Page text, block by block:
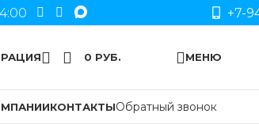
+7-
0 РУБ. МЕНЮ
КОНТАКТЫОбратный звонок